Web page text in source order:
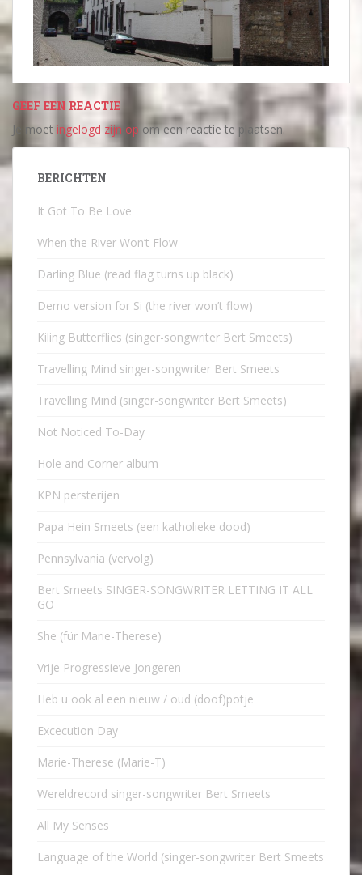
GEEF EEN REACTIE
Je moet ingelogd zijn op om een reactie te plaatsen.
BERICHTEN
It Got To Be Love
When the River Won’t Flow
Darling Blue (read flag turns up black)
Demo version for Si (the river won’t flow)
Kiling Butterflies (singer-songwriter Bert Smeets)
Travelling Mind singer-songwriter Bert Smeets
Travelling Mind (singer-songwriter Bert Smeets)
Not Noticed To-Day
Hole and Corner album
KPN persterijen
Papa Hein Smeets (een katholieke dood)
Pennsylvania (vervolg)
Bert Smeets SINGER-SONGWRITER LETTING IT ALL
GO
She (für Marie-Therese)
Vrije Progressieve Jongeren
Heb u ook al een nieuw / oud (doof)potje
Excecution Day
Marie-Therese (Marie-T)
Wereldrecord singer-songwriter Bert Smeets
All My Senses
Language of the World (singer-songwriter Bert Smeets